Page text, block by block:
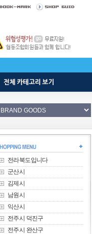
전라북도입니다
군산시
김제시
남원시
익산시
전주시 덕진구
전주시 완산구